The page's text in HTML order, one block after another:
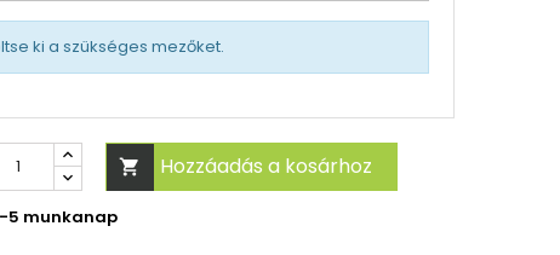
ki a szükséges mezőket.
 Hozzáadás a kosárhoz
5 munkanap